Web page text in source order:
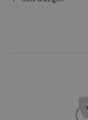
Mit Netzteil und